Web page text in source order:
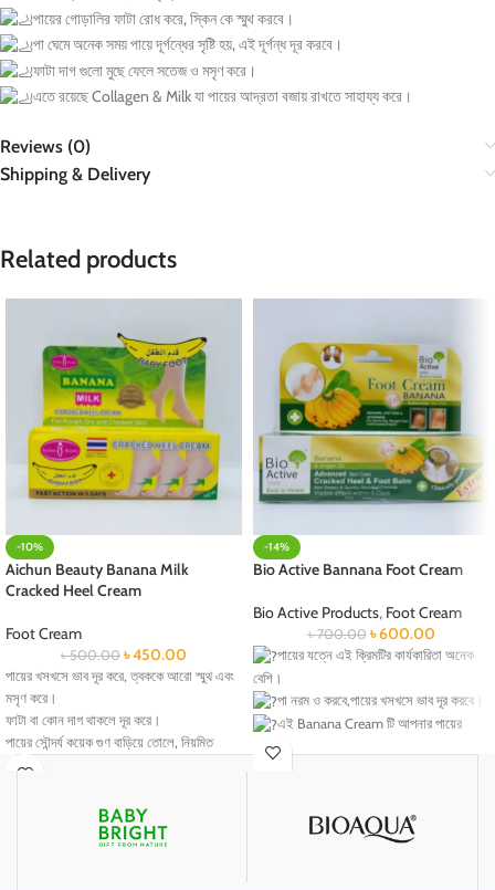
পায়ের গোড়ালির ফাটা রোধ করে, স্কিন কে স্মুথ করবে।
পা ঘেমে অনেক সময় পায়ে দূর্গন্ধের সৃষ্টি হয়, এই দূর্গন্ধ দূর করবে।
ফাটা দাগ গুলো মুছে ফেলে সতেজ ও মসৃণ করে।
এতে রয়েছে Collagen & Milk যা পায়ের আদ্রতা বজায় রাখতে সাহায্য করে।
Reviews (0)
Shipping & Delivery
Related products
-10%
Aichun Beauty Banana Milk
Cracked Heel Cream
Foot Cream
৳500.00 ৳450.00
পায়ের খসখসে ভাব দূর করে, ত্বককে আরো স্মুথ এবং
মসৃণ করে।
ফাটা বা কোন দাগ থাকলে দূর করে।
পায়ের সৌন্দর্য কয়েক গুণ বাড়িয়ে তোলে, নিয়মিত
ব্যবহারে।
এটি সুধুমাত্র পায়ের জন্যই বিশেষভাবে তৈরি।
-14%
Bio Active Bannana Foot Cream
Bio Active Products, Foot Cream
৳700.00 ৳600.00
পায়ের যত্নে এই ক্রিমটির কার্যকারিতা অনেক
বেশি।
পা নরম ও করবে,পায়ের খসখসে ভাব দূর করবে।
এই Banana Cream টি আপনার পায়ের
ত্বককে ময়েশ্চারাইজ করবে,কালচে ভাব দূর করবে।
পায়ের ত্বকের উজ্জ্বলতা বৃদ্ধি করবে।
ফাটা দাগগুলো মুছে ফেলে সতেজ ও মসৃন করবে।